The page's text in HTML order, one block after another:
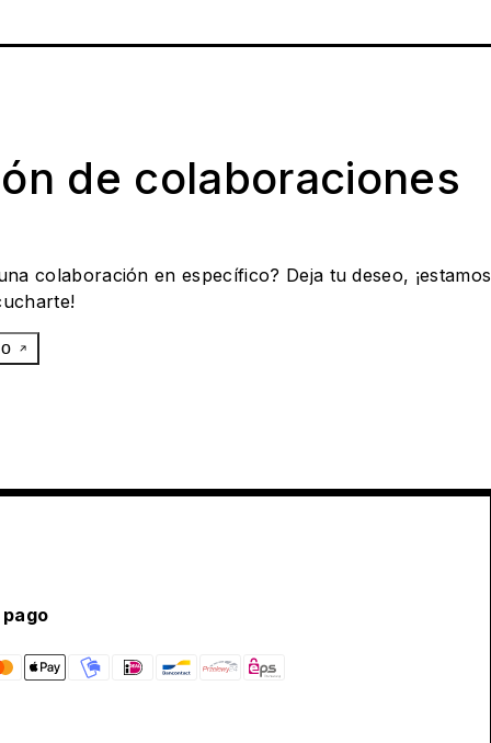
de colaboraciones
colaboración en específico? Deja tu deseo, ¡estamos